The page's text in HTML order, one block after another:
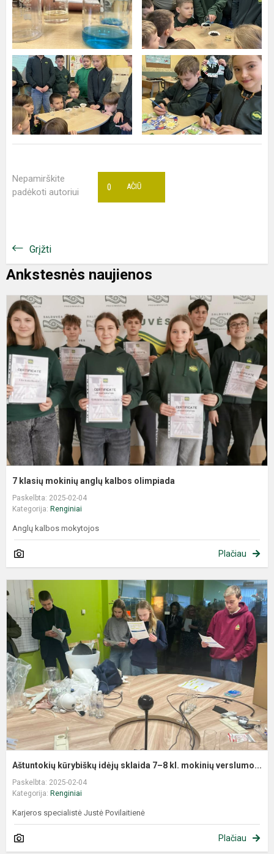
Nepamirškite
padėkoti autoriui
AČIŪ
0
Grįžti
Ankstesnės naujienos
7 klasių mokinių anglų kalbos olimpiada
Paskelbta: 2025-02-04
Kategorija: Renginiai
Anglų kalbos mokytojos
Plačiau
Aštuntokių kūrybiškų idėjų sklaida 7–8 kl. mokinių verslumo...
Paskelbta: 2025-02-04
Kategorija: Renginiai
Karjeros specialistė Justė Povilaitienė
Plačiau